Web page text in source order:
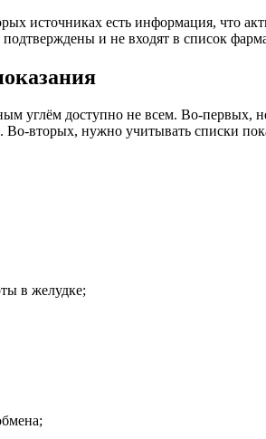
источниках есть информация, что
и не входят в список
углём доступно не всем. Во-первых,
Во-вторых, нужно учитывать списки
в желудке;